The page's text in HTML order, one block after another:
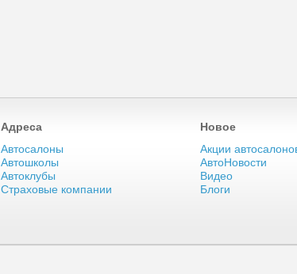
Адреса Новое
Автосалоны
Автошколы
Автоклубы
Страховые компании
Акции
АвтоНовости
Видео
Блоги